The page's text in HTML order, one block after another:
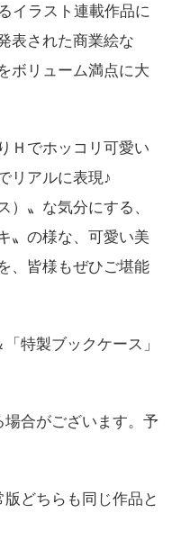
イラスト連載作品に
表された商業絵な
ボリューム満点に大
Ｈでホッコリ可愛い
リアルに表現♪
）〟な気分にする、
〟の様な、可愛い美
、皆様もぜひご堪能
特製ブックケース」
合がございます。予
どちらも同じ作品と